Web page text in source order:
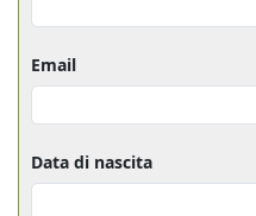
Email
Data di nascita